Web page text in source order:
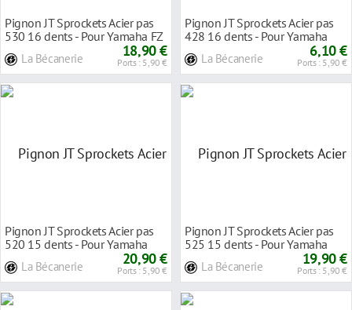
Pignon JT Sprockets Acier pas
530 16 dents - Pour Yamaha FZ
La Bécanerie 18,90 €
Ports : 5,90 €
Pignon JT Sprockets Acier pas
428 16 dents - Pour Yamaha
La Bécanerie 6,10 €
Ports : 5,90 €
Pignon JT Sprockets Acier pas
520 15 dents - Pour Yamaha
La Bécanerie 20,90 €
Ports : 5,90 €
Pignon JT Sprockets Acier pas
525 15 dents - Pour Yamaha
La Bécanerie 19,90 €
Ports : 5,90 €